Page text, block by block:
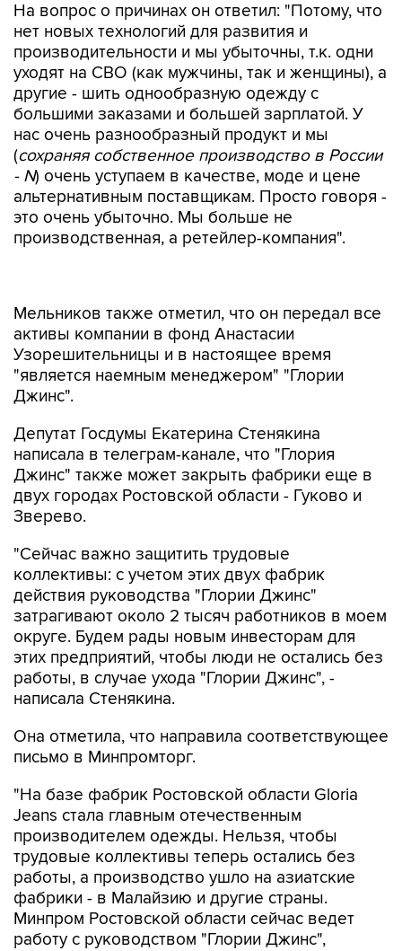
На вопрос о причинах он ответил: "Потому, что
нет новых технологий для развития и
производительности и мы убыточны, т.к. одни
уходят на СВО (как мужчины, так и женщины), а
другие - шить однообразную одежду с
большими заказами и большей зарплатой. У
нас очень разнообразный продукт и мы
(сохраняя собственное производство в России
- N) очень уступаем в качестве, моде и цене
альтернативным поставщикам. Просто говоря -
это очень убыточно. Мы больше не
производственная, а ретейлер-компания".
Узорешительницы и в настоящее время
"является наемным менеджером" "Глории
Джинс".
Депутат Госдумы Екатерина Стенякина
Джинс" также может закрыть фабрики еще в
двух городах Ростовской области - Гуково и
Зверево.
"Сейчас важно защитить трудовые
действия руководства "Глории Джинс"
затрагивают около 2 тыcяч работников в моем
округе. Будем рады новым инвесторам для
этих предприятий, чтобы люди не остались без
работы, в случае ухода "Глории Джинс", -
написала Стенякина.
Она отметила, что направила соответствующее
"На базе фабрик Ростовской области Gloria
производителем одежды. Нельзя, чтобы
трудовые коллективы теперь остались без
работы, а производство ушло на азиатские
фабрики - в Малайзию и другие страны.
Минпром Ростовской области сейчас ведет
работу с руководством "Глории Джинс",
пытается выработать решение, которое
устроило бы все стороны", - написала